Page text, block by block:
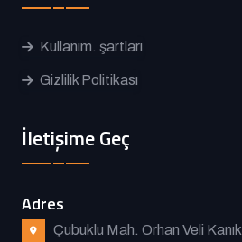
Kullanım. şartları
Gizlilik Politikası
İletişime Geç
Adres
Çubuklu Mah. Orhan Veli Kanık